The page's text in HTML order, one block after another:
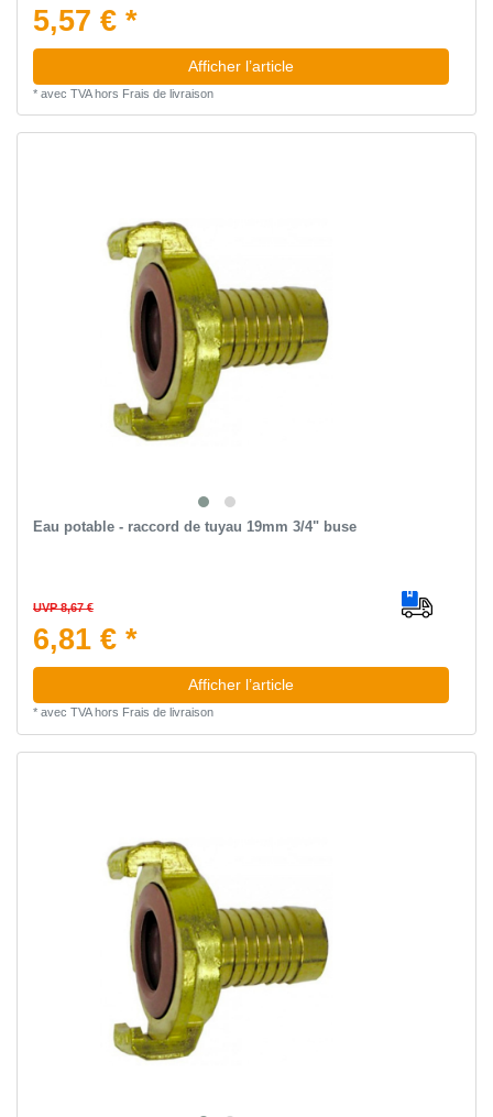
5,57 € *
Afficher l’article
* avec TVAhors Frais de livraison
Eau potable - raccord de tuyau 19mm 3/4" buse
UVP 8,67 €
6,81 € *
Afficher l’article
* avec TVAhors Frais de livraison